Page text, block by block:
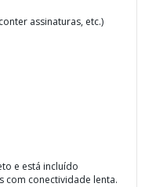
assinaturas, etc.)
e está incluído
com conectividade lenta.